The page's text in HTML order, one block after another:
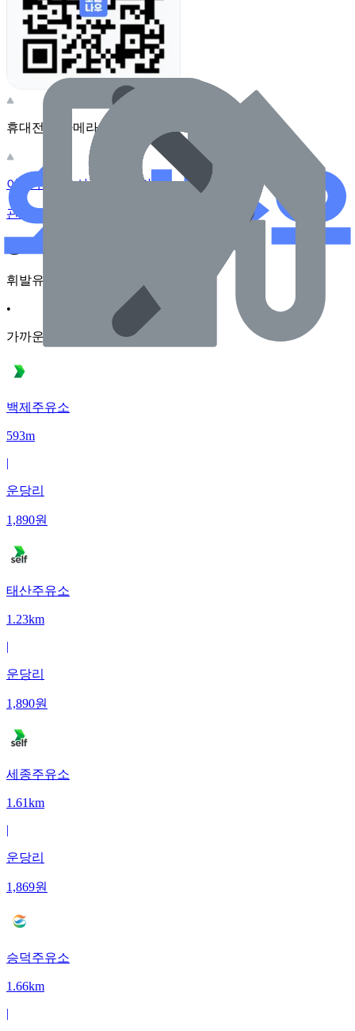
휴대전화 카메라로 찍어보세요
이 주유소의 사장님이신가요?
관리하기
휘발유
•
가까운순
백제주유소
593m
|
운당리
1,890원
태산주유소
1.23km
|
운당리
1,890원
세종주유소
1.61km
|
운당리
1,869원
승덕주유소
1.66km
|